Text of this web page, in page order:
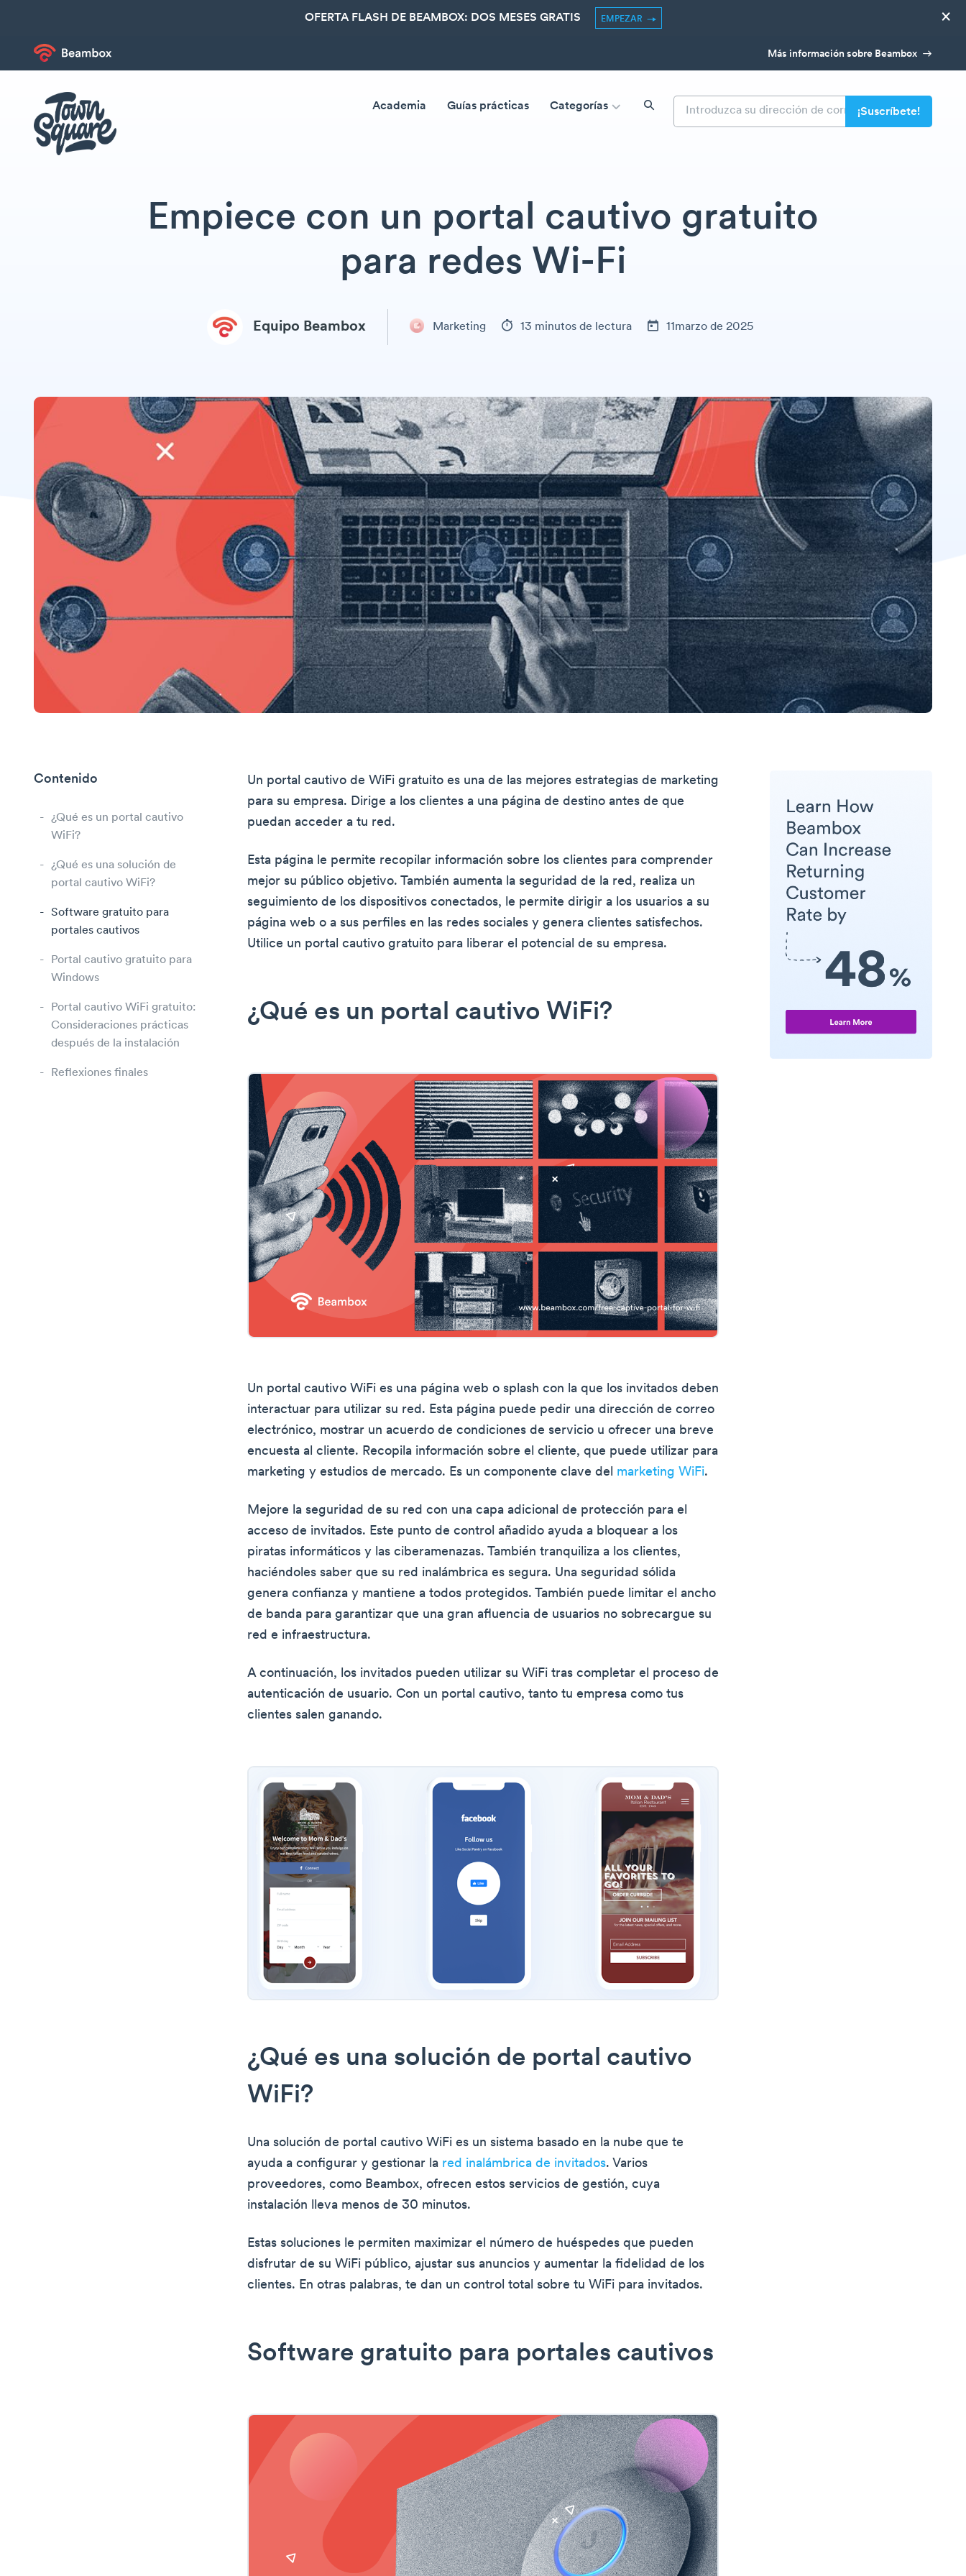
OFERTA FLASH DE BEAMBOX: DOS MESES GRATIS EMPEZAR ×
Más información sobre Beambox
Academia Guías prácticas Categorías
Empiece con un portal cautivo gratuito
para redes Wi-Fi
Equipo Beambox Marketing 13 minutos de lectura 11marzo de 2025
Contenido
¿Qué es un portal cautivo
WiFi?
¿Qué es una solución de
portal cautivo WiFi?
Software gratuito para
portales cautivos
Portal cautivo gratuito para
Windows
Portal cautivo WiFi gratuito:
Consideraciones prácticas
después de la instalación
Reflexiones finales
Un portal cautivo de WiFi gratuito es una de las mejores estrategias de marketing
para su empresa. Dirige a los clientes a una página de destino antes de que
puedan acceder a tu red.
Esta página le permite recopilar información sobre los clientes para comprender
mejor su público objetivo. También aumenta la seguridad de la red, realiza un
seguimiento de los dispositivos conectados, le permite dirigir a los usuarios a su
página web o a sus perfiles en las redes sociales y genera clientes satisfechos.
Utilice un portal cautivo gratuito para liberar el potencial de su empresa.
¿Qué es un portal cautivo WiFi?
Un portal cautivo WiFi es una página web o splash con la que los invitados deben
interactuar para utilizar su red. Esta página puede pedir una dirección de correo
electrónico, mostrar un acuerdo de condiciones de servicio u ofrecer una breve
encuesta al cliente. Recopila información sobre el cliente, que puede utilizar para
marketing y estudios de mercado. Es un componente clave del marketing WiFi.
Mejore la seguridad de su red con una capa adicional de protección para el
acceso de invitados. Este punto de control añadido ayuda a bloquear a los
piratas informáticos y las ciberamenazas. También tranquiliza a los clientes,
haciéndoles saber que su red inalámbrica es segura. Una seguridad sólida
genera confianza y mantiene a todos protegidos. También puede limitar el ancho
de banda para garantizar que una gran afluencia de usuarios no sobrecargue su
red e infraestructura.
A continuación, los invitados pueden utilizar su WiFi tras completar el proceso de
autenticación de usuario. Con un portal cautivo, tanto tu empresa como tus
clientes salen ganando.
¿Qué es una solución de portal cautivo
WiFi?
Una solución de portal cautivo WiFi es un sistema basado en la nube que te
ayuda a configurar y gestionar la red inalámbrica de invitados. Varios
proveedores, como Beambox, ofrecen estos servicios de gestión, cuya
instalación lleva menos de 30 minutos.
Estas soluciones le permiten maximizar el número de huéspedes que pueden
disfrutar de su WiFi público, ajustar sus anuncios y aumentar la fidelidad de los
clientes. En otras palabras, te dan un control total sobre tu WiFi para invitados.
Software gratuito para portales cautivos